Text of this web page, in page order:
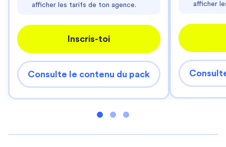
afficher les tarifs de ton agence.
Inscris-toi
Consulte le contenu du pack
afficher